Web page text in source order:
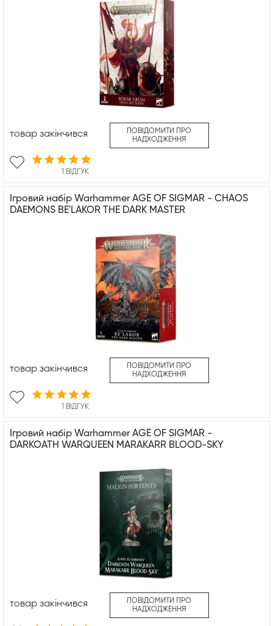
1 ВІДГУК
товар закінчився
ПОВІДОМИТИ ПРО
НАДХОДЖЕННЯ
Ігровий набір Warhammer AGE OF SIGMAR - CHAOS
DAEMONS BE'LAKOR THE DARK MASTER
1 ВІДГУК
товар закінчився
ПОВІДОМИТИ ПРО
НАДХОДЖЕННЯ
Ігровий набір Warhammer AGE OF SIGMAR -
DARKOATH WARQUEEN MARAKARR BLOOD-SKY
товар закінчився
ПОВІДОМИТИ ПРО
НАДХОДЖЕННЯ